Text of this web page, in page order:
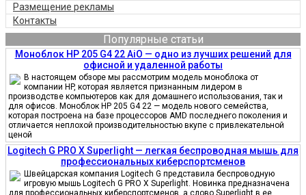
Размещение рекламы
Контакты
Популярные статьи
Моноблок HP 205 G4 22 AiO — одно из лучших решений для
офисной и удаленной работы
В настоящем обзоре мы рассмотрим модель моноблока от
компании HP, которая является признанным лидером в
производстве компьютеров как для домашнего использования, так и
для офисов. Моноблок HP 205 G4 22 — модель нового семейства,
которая построена на базе процессоров AMD последнего поколения и
отличается неплохой производительностью вкупе с привлекательной
ценой
Logitech G PRO X Superlight — легкая беспроводная мышь для
профессиональных киберспортсменов
Швейцарская компания Logitech G представила беспроводную
игровую мышь Logitech G PRO X Superlight. Новинка предназначена
для профессиональных киберспортсменов, а слово Superlight в ее